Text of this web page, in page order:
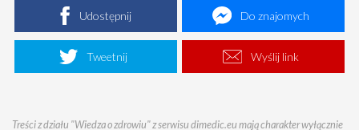
Udostępnij Do znajomych
Tweetnij Wyślij link
Treści z działu "Wiedza o zdrowiu" z serwisu dimedic.eu mają charakter wyłącznie